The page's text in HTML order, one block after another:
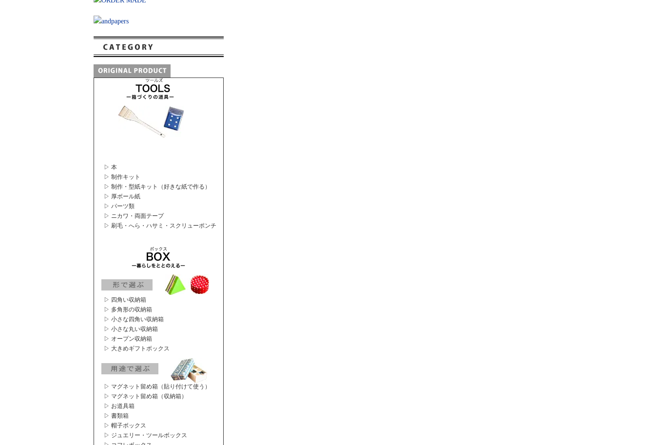
▷ 本
▷ 制作キット
▷ 制作・型紙キット（好きな紙で作る）
▷ 厚ボール紙
▷ パーツ類
▷ ニカワ・両面テープ
▷ 刷毛・へら・ハサミ・スクリューポンチ
▷ 四角い収納箱
▷ 多角形の収納箱
▷ 小さな四角い収納箱
▷ 小さな丸い収納箱
▷ オープン収納箱
▷ 大きめギフトボックス
▷ マグネット留め箱（貼り付けて使う）
▷ マグネット留め箱（収納箱）
▷ お道具箱
▷ 書類箱
▷ 帽子ボックス
▷ ジュエリー・ツールボックス